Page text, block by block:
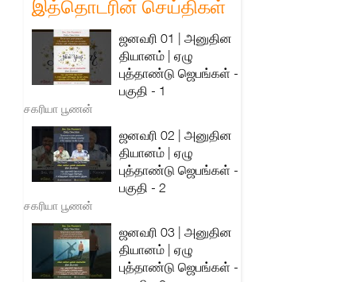
இத்தொடரின் செய்திகள்
ஜனவரி 01 | அனுதின
தியானம் | ஏழு
புத்தாண்டு ஜெபங்கள் -
பகுதி - 1
சகரியா பூணன்
ஜனவரி 02 | அனுதின
தியானம் | ஏழு
புத்தாண்டு ஜெபங்கள் -
பகுதி - 2
சகரியா பூணன்
ஜனவரி 03 | அனுதின
தியானம் | ஏழு
புத்தாண்டு ஜெபங்கள் -